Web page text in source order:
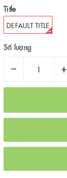
Title
DEFAULT TITLE
Số lượng
– +